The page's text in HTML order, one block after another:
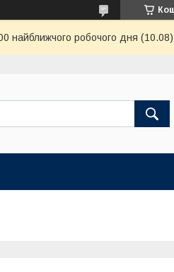
найближчого робочого дня